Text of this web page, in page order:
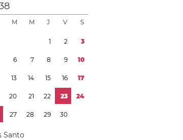
M M J V S
1 2 3
6 7 8 9 10
13 14 15 16 17
20 21 22 23 24
27 28 29 30
Santo